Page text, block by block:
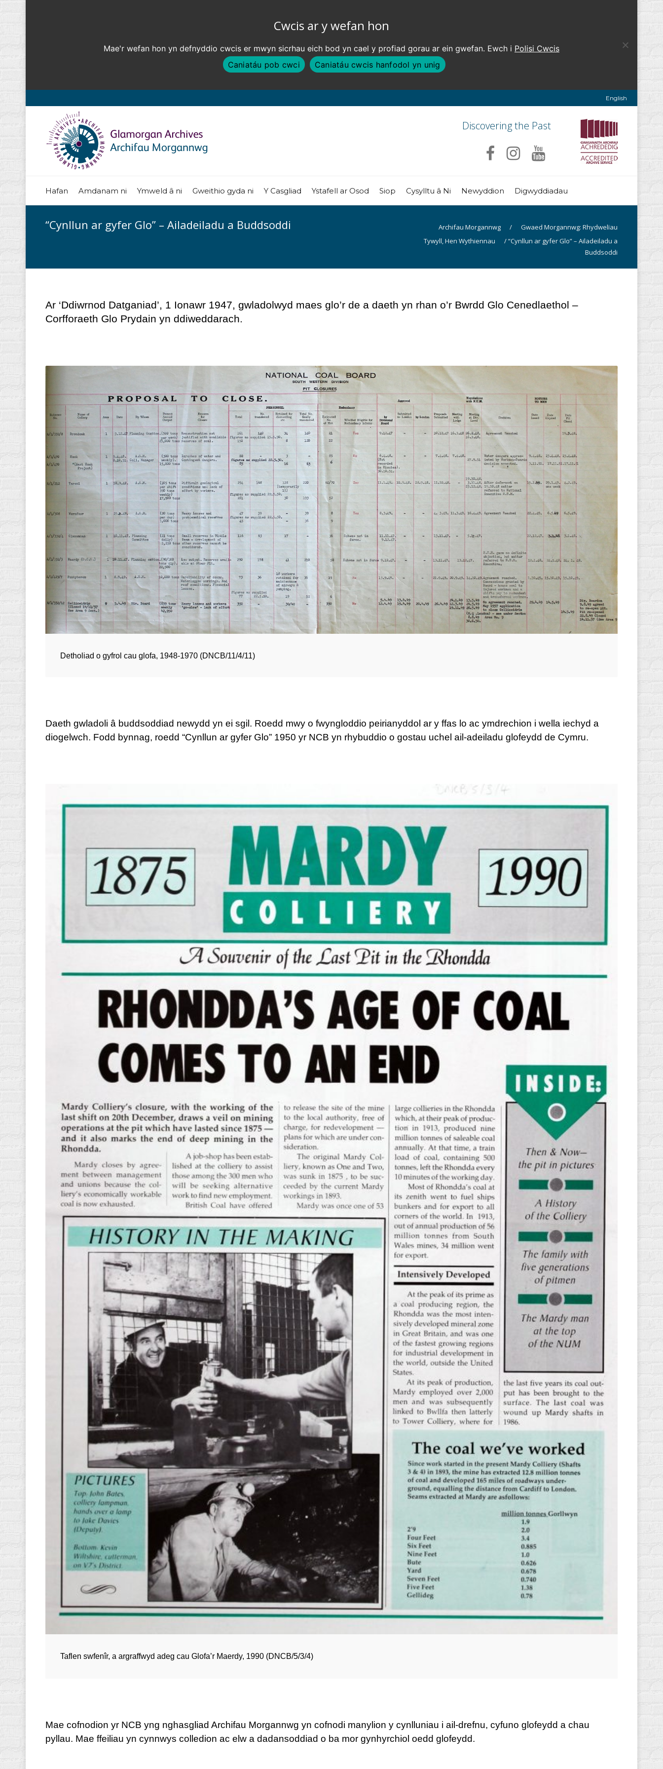
Cwcis ar y wefan hon
Mae'r wefan hon yn defnyddio cwcis er mwyn sicrhau eich bod yn cael y profiad gorau ar ein gwefan. Ewch i Polisi Cwcis
Caniatáu pob cwci
Caniatáu cwcis hanfodol yn unig
English
Discovering the Past
Hafan Amdanam ni Ymweld â ni Gweithio gyda ni Y Casgliad Ystafell ar Osod Siop Cysylltu â Ni Newyddion Digwyddiadau
“Cynllun ar gyfer Glo” – Ailadeiladu a Buddsoddi Archifau Morgannwg /
Gwaed Morgannwg: Rhydwelïau
Tywyll, Hen Wythiennau
/“Cynllun ar gyfer Glo” – Ailadeiladu a
Buddsoddi
Ar ‘Ddiwrnod Datganiad’, 1 Ionawr 1947, gwladolwyd maes glo’r de a daeth yn rhan o’r Bwrdd Glo Cenedlaethol –
Corfforaeth Glo Prydain yn ddiweddarach.
Detholiad o gyfrol cau glofa, 1948-1970 (DNCB/11/4/11)
Daeth gwladoli â buddsoddiad newydd yn ei sgil. Roedd mwy o fwyngloddio peirianyddol ar y ffas lo ac ymdrechion i wella iechyd a
diogelwch. Fodd bynnag, roedd “Cynllun ar gyfer Glo” 1950 yr NCB yn rhybuddio o gostau uchel ail-adeiladu glofeydd de Cymru.
Taflen swfenîr, a argraffwyd adeg cau Glofa’r Maerdy, 1990 (DNCB/5/3/4)
Mae cofnodion yr NCB yng nghasgliad Archifau Morgannwg yn cofnodi manylion y cynlluniau i ail-drefnu, cyfuno glofeydd a chau
pyllau. Mae ffeiliau yn cynnwys colledion ac elw a dadansoddiad o ba mor gynhyrchiol oedd glofeydd.